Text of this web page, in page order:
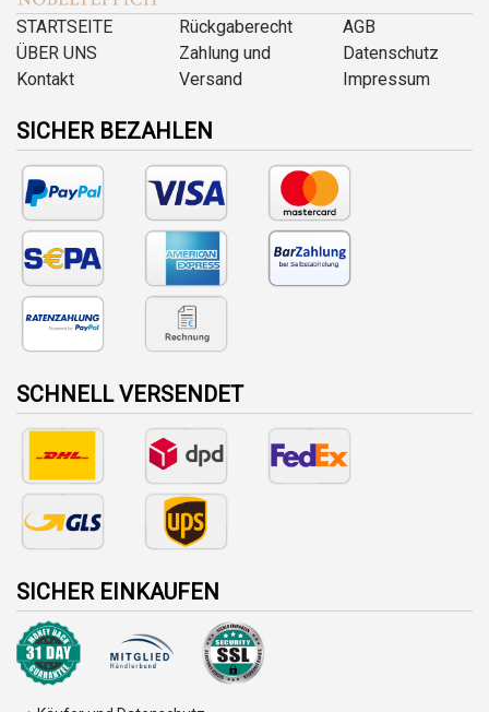
STARTSEITE
ÜBER UNS
Kontakt
Rückgaberecht
Zahlung und
Versand
AGB
Datenschutz
Impressum
SICHER BEZAHLEN
SCHNELL VERSENDET
SICHER EINKAUFEN